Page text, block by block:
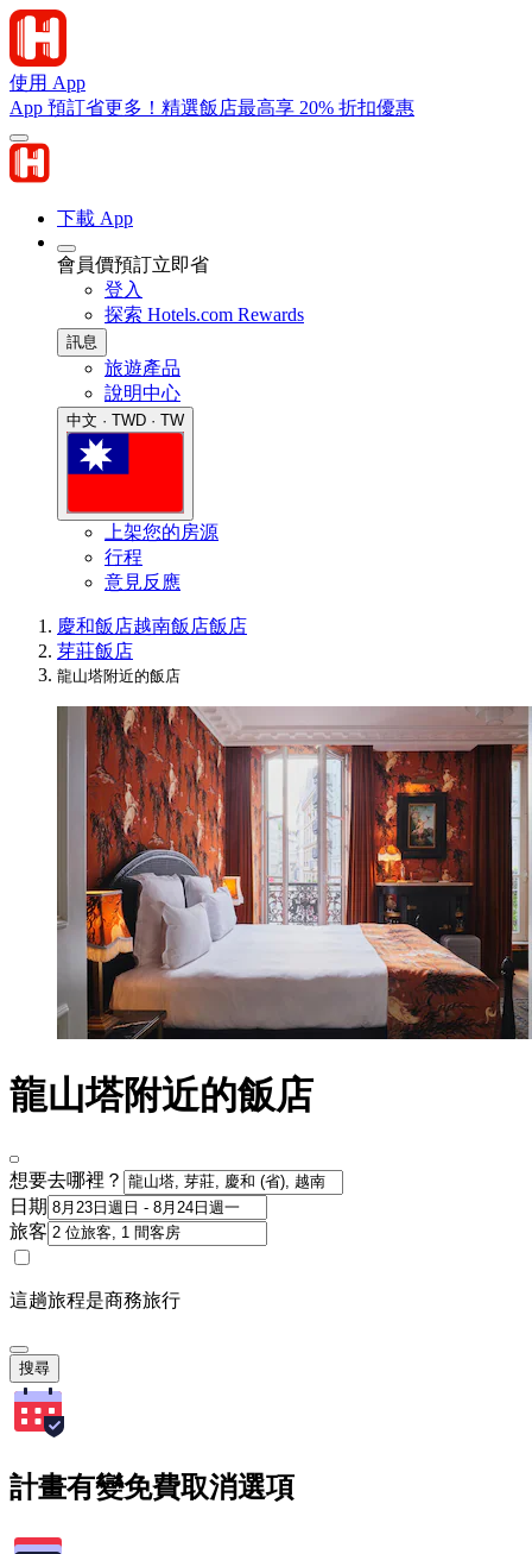
使用 App
App 預訂省更多！精選飯店最高享 20% 折扣優惠
下載 App
會員價預訂立即省
登入
探索 Hotels.com Rewards
訊息
旅遊產品
說明中心
中文 · TWD · TW
上架您的房源
行程
意見反應
慶和飯店越南飯店飯店
芽莊飯店
龍山塔附近的飯店
龍山塔附近的飯店
想要去哪裡？
日期
旅客
這趟旅程是商務旅行
搜尋
計畫有變免費取消選項